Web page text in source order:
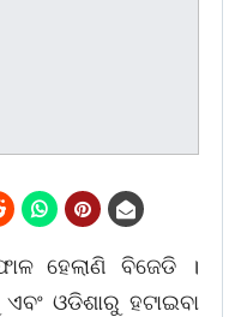
ହେଲାଣି ବିଜେଡି ।
ଓଡିଶାରୁ ହଟାଇବା